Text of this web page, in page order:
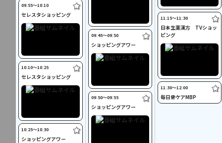
09:55〜10:10
セレスタショッピング
10:10〜10:25
セレスタショッピング
10:25〜10:30
ショッピングアワー
09:45〜09:50
ショッピングアワー
09:50〜09:55
ショッピングアワー
11:15〜11:30
日本生薬漢方 TVショッ
ピング
11:30〜12:00
毎日骨ケアMBP